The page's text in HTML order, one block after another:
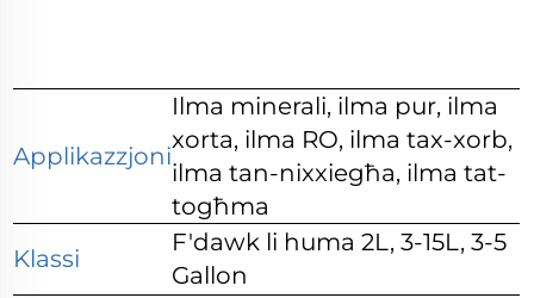
Applikazzjoni
Ilma minerali, ilma pur, ilma
xorta, ilma RO, ilma tax-xorb,
ilma tan-nixxiegħa, ilma tat-
togħma
Klassi
F'dawk li huma 2L, 3-15L, 3-5
Gallon